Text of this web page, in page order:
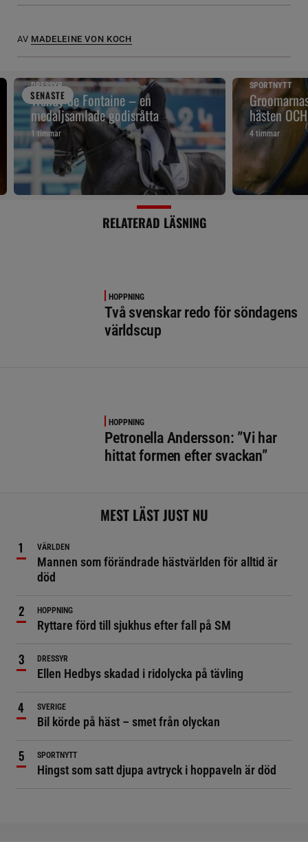
AV MADELEINE VON KOCH
SENASTE
DRESSYR
Wendy de Fontaine – en
medaljsamlade godisråtta
1 timmar
SPORTNYTT
hästen
4 timmar
RELATERAD LÄSNING
HOPPNING
Två svenskar redo för söndagens
världscup
HOPPNING
Petronella Andersson: ”Vi har
hittat formen efter svackan”
MEST LÄST JUST NU
VÄRLDEN
Mannen som förändrade hästvärlden för alltid är
död
HOPPNING
Ryttare förd till sjukhus efter fall på SM
DRESSYR
Ellen Hedbys skadad i ridolycka på tävling
SVERIGE
Bil körde på häst – smet från olyckan
SPORTNYTT
Hingst som satt djupa avtryck i hoppaveln är död